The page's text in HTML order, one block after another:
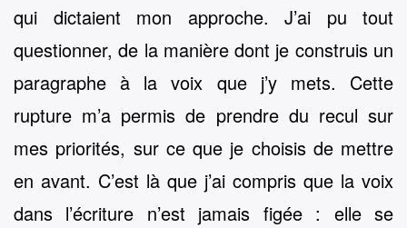
qui dictaient mon approche. J’ai pu tout
questionner, de la manière dont je construis un
paragraphe à la voix que j’y mets. Cette
rupture m’a permis de prendre du recul sur
mes priorités, sur ce que je choisis de mettre
en avant. C’est là que j’ai compris que la voix
dans l’écriture n’est jamais figée : elle se